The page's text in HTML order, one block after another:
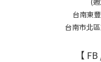
台南東
台南市北
【